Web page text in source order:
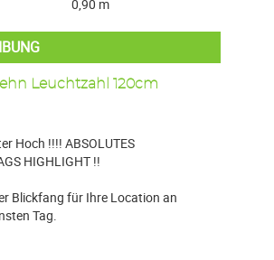
0,90 m
Leuchtzahl 120cm
Hoch !!!! ABSOLUTES
HIGHLIGHT !!
Blickfang für Ihre Location an
Tag.